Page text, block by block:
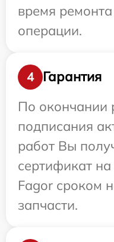
время
операции.
4
Гарантия
По окончании
подписания
работ Вы
сертификат
Fagor сроком
запчасти.